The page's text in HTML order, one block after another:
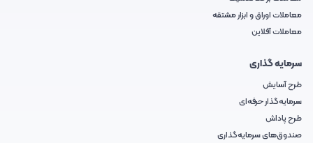
معاملات اوراق و ابزار مشتقه
معاملات آفلاین
سرمایه گذاری
طرح آسایش
سرمایه‌گذار حرفه‌ای
طرح پاداش
صندوق‌های سرمایه‌گذاری